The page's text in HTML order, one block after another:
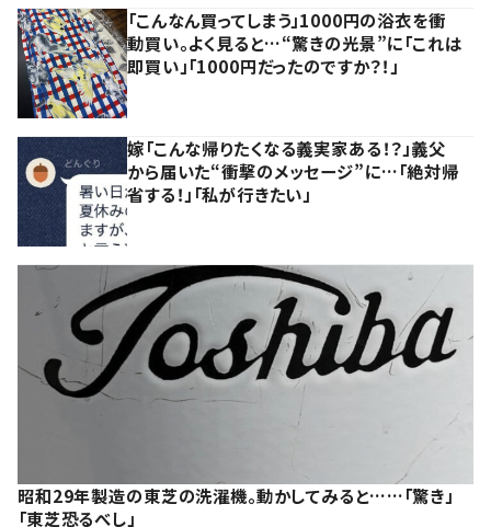
「こんなん買ってしまう」1000円の浴衣を衝
動買い。よく見ると…“驚きの光景”に「これは
即買い」「1000円だったのですか？！」
嫁「こんな帰りたくなる義実家ある！？」義父
から届いた“衝撃のメッセージ”に…「絶対帰
省する！」「私が行きたい」
昭和29年製造の東芝の洗濯機。動かしてみると……「驚き」
「東芝恐るべし」